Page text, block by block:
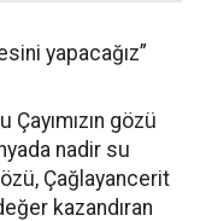
yapacağız”
gözü
nadir su
Çağlayancerit
kazandıran